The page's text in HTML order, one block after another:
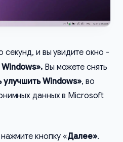
секунд, и вы увидите окно -
Вы можете снять
улучшить Windows», во
данных в Microsoft
кнопку «Далее».